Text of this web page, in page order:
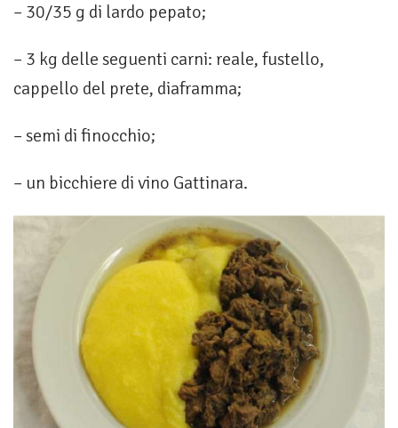
– 30/35 g di lardo pepato;
– 3 kg delle seguenti carni: reale, fustello,
cappello del prete, diaframma;
– semi di finocchio;
– un bicchiere di vino Gattinara.